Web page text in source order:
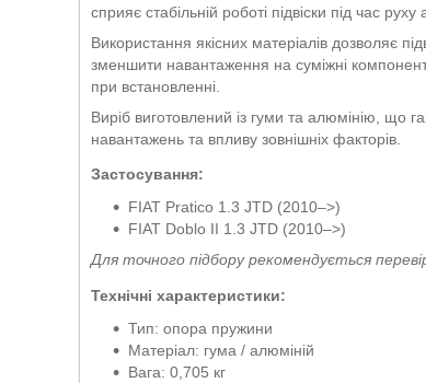
сприяє стабільній роботі підвіски під час руху
Використання якісних матеріалів дозволяє
зменшити навантаження на суміжні
при встановленні.
Виріб виготовлений із гуми та алюмінію, що
навантажень та впливу зовнішніх факторів.
Застосування:
FIAT Pratico 1.3 JTD (2010–>)
FIAT Doblo II 1.3 JTD (2010–>)
Для точного підбору рекомендується
Технічні характеристики:
Тип: опора пружини
Матеріал: гума / алюміній
Вага: 0,705 кг